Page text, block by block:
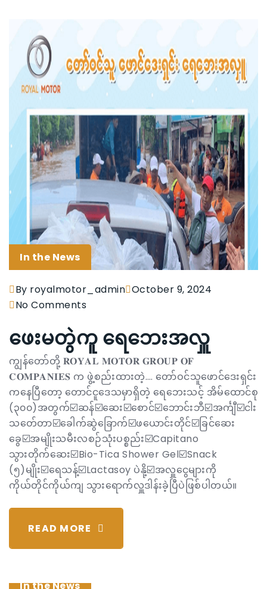
In the News
By royalmotor_admin October 9, 2024
No Comments
ဖေးမတွဲကူ ရေဘေးအလှူ
ကျွန်တော်တို့ 𝐑𝐎𝐘𝐀𝐋 𝐌𝐎𝐓𝐎𝐑 𝐆𝐑𝐎𝐔𝐏 𝐎𝐅
𝐂𝐎𝐌𝐏𝐀𝐍𝐈𝐄𝐒 က ဖွဲ့စည်းထားတဲ့…. တော်ဝင်သူဖောင်ဒေးရှင်း
ကနေပြီတော့ တောင်ငူဒေသမှာရှိတဲ့ ရေဘေးသင့် အိမ်ထောင်စု
(၃၀၀)အတွက်☑️ဆန်☑️ဆေး☑️စောင်☑️ဘောင်းဘီ☑️အင်္ကျီ☑️ငါး
သတ်ေတာ☑️ခေါက်ဆွဲခြောက်☑️ဖယောင်းတိုင်☑️ခြင်ဆေး
ခွေ☑️အမျိုးသမီးလစဉ်သုံးပစ္စည်း☑️Capitano
သွားတိုက်ဆေး☑️Bio-Tica Shower Gel☑️Snack
(၅)မျိုး☑️ရေသန့်☑️Lactasoy ပဲနို့☑️အလှူငွေများကို
ကိုယ်တိုင်ကိုယ်ကျ သွားရောက်လှူဒါန်းခဲ့ပြီပဲဖြစ်ပါတယ်။
READ MORE
In the News